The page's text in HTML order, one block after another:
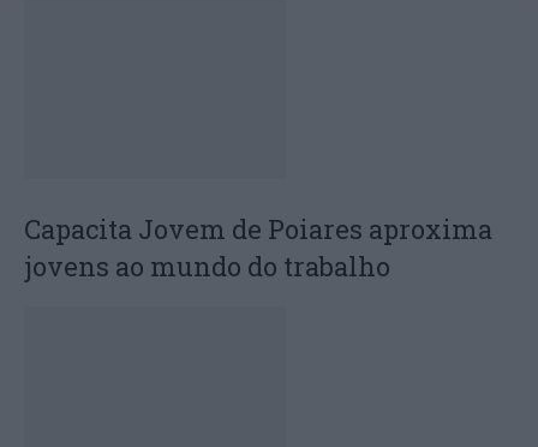
Capacita Jovem de Poiares aproxima
jovens ao mundo do trabalho